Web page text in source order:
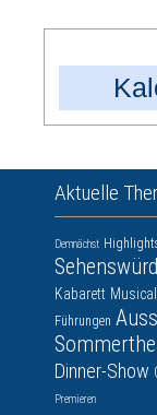
Aktuelle
Demnächst
Kabarett
Führungen
Dinner-Show
Premieren